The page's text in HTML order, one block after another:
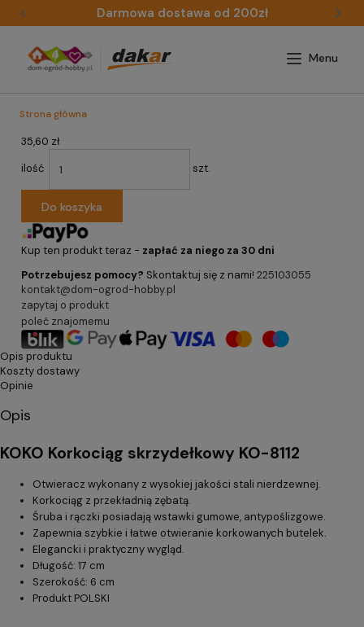
Darmowa dostawa od 200zł
Strona główna
35,60 zł
ilość
szt.
Do koszyka
Kup ten produkt teraz - zapłać za niego za 30 dni
Potrzebujesz pomocy? Skontaktuj się z nami! 225103055
kontakt@dom-ogrod-hobby.pl
zapytaj o produkt
poleć znajomemu
Opis produktu
Koszty dostawy
Opinie
Opis
KOKO Korkociąg skrzydełkowy KO-8112
Otwieracz wykonany z wysokiej jakości stali nierdzewnej.
Korkociąg z przekładnią zębatą.
Śruba i rączki posiadają wstawki gumowe, antypoślizgowe.
Zapewnia szybkie i łatwe otwieranie korkowanych butelek.
Elegancki i praktyczny wygląd.
Długość: 17 cm
Szerokość: 6 cm
Produkt POLSKI